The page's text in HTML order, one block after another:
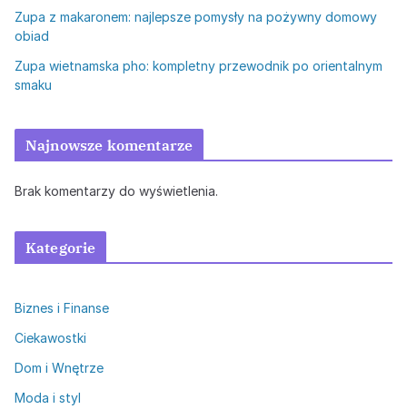
Zupa z makaronem: najlepsze pomysły na pożywny domowy
obiad
Zupa wietnamska pho: kompletny przewodnik po orientalnym
smaku
Najnowsze komentarze
Brak komentarzy do wyświetlenia.
Kategorie
Biznes i Finanse
Ciekawostki
Dom i Wnętrze
Moda i styl